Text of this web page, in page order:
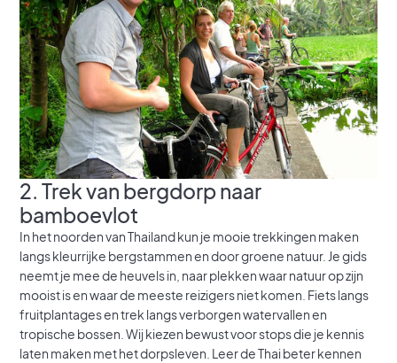
2. Trek van bergdorp naar
bamboevlot
In het noorden van Thailand kun je mooie trekkingen maken
langs kleurrijke bergstammen en door groene natuur. Je gids
neemt je mee de heuvels in, naar plekken waar natuur op zijn
mooist is en waar de meeste reizigers niet komen. Fiets langs
fruitplantages en trek langs verborgen watervallen en
tropische bossen. Wij kiezen bewust voor stops die je kennis
laten maken met het dorpsleven. Leer de Thai beter kennen